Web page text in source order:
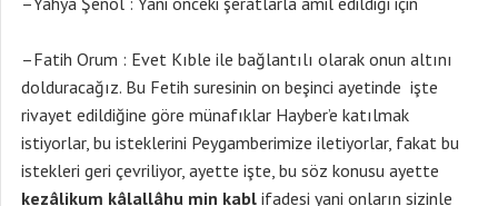
–Fatih Orum : Evet Kıble ile bağlantılı olarak onun altını
dolduracağız. Bu Fetih suresinin on beşinci ayetinde işte
rivayet edildiğine göre münafıklar Hayber’e katılmak
istiyorlar, bu isteklerini Peygamberimize iletiyorlar, fakat bu
istekleri geri çevriliyor, ayette işte, bu söz konusu ayette
kezâlikum kâlallâhu min kabl ifadesi yani onların sizinle